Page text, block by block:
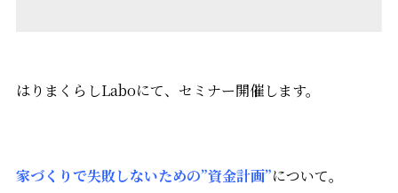
はりまくらしLaboにて、セミナー開催します。
家づくりで失敗しないための”資金計画”について。